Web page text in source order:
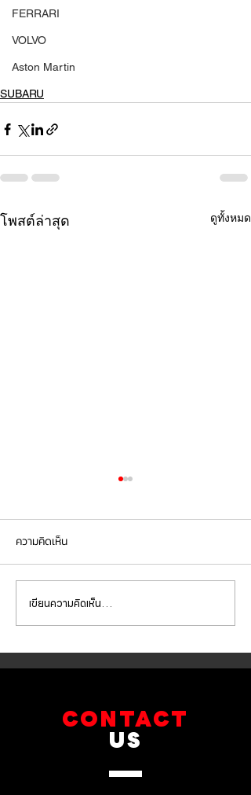
FERRARI
VOLVO
Aston Martin
SUBARU
โพสต์ล่าสุด ดูทั้งหมด
SUBARU XV ชุดเบรกหน้า
เปลี่ยนจานเบรก พร้อมผ้า
เบรก
ความคิดเห็น
เขียนความคิดเห็น…
CONTACT
US